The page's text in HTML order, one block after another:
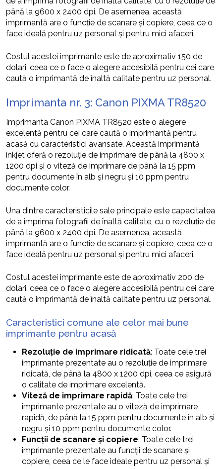
până la 9600 x 2400 dpi. De asemenea, această
imprimantă are o funcție de scanare și copiere, ceea ce o
face ideală pentru uz personal și pentru mici afaceri.
Costul acestei imprimante este de aproximativ 150 de
dolari, ceea ce o face o alegere accesibilă pentru cei care
caută o imprimantă de înaltă calitate pentru uz personal.
Imprimanta nr. 3: Canon PIXMA TR8520
Imprimanta Canon PIXMA TR8520 este o alegere
excelentă pentru cei care caută o imprimantă pentru
acasă cu caracteristici avansate. Această imprimantă
inkjet oferă o rezoluție de imprimare de până la 4800 x
1200 dpi și o viteză de imprimare de până la 15 ppm
pentru documente în alb și negru și 10 ppm pentru
documente color.
Una dintre caracteristicile sale principale este capacitatea
de a imprima fotografii de înaltă calitate, cu o rezoluție de
până la 9600 x 2400 dpi. De asemenea, această
imprimantă are o funcție de scanare și copiere, ceea ce o
face ideală pentru uz personal și pentru mici afaceri.
Costul acestei imprimante este de aproximativ 200 de
dolari, ceea ce o face o alegere accesibilă pentru cei care
caută o imprimantă de înaltă calitate pentru uz personal.
Caracteristici comune ale celor mai bune
imprimante pentru acasă
Rezoluție de imprimare ridicată: Toate cele trei
imprimante prezentate au o rezoluție de imprimare
ridicată, de până la 4800 x 1200 dpi, ceea ce asigură
o calitate de imprimare excelentă.
Viteză de imprimare rapidă: Toate cele trei
imprimante prezentate au o viteză de imprimare
rapidă, de până la 15 ppm pentru documente în alb și
negru și 10 ppm pentru documente color.
Funcții de scanare și copiere: Toate cele trei
imprimante prezentate au funcții de scanare și
copiere, ceea ce le face ideale pentru uz personal și